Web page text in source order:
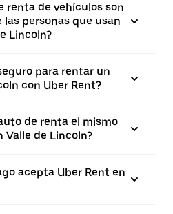
renta de vehículos son
personas que usan
Lincoln?
para rentar un
con Uber Rent?
de renta el mismo
Valle de Lincoln?
acepta Uber Rent en